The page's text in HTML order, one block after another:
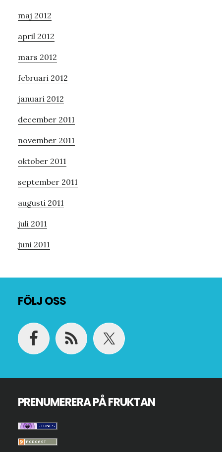
maj 2012
april 2012
mars 2012
februari 2012
januari 2012
december 2011
november 2011
oktober 2011
september 2011
augusti 2011
juli 2011
juni 2011
FÖLJ OSS
PRENUMERERA PÅ FRUKTAN